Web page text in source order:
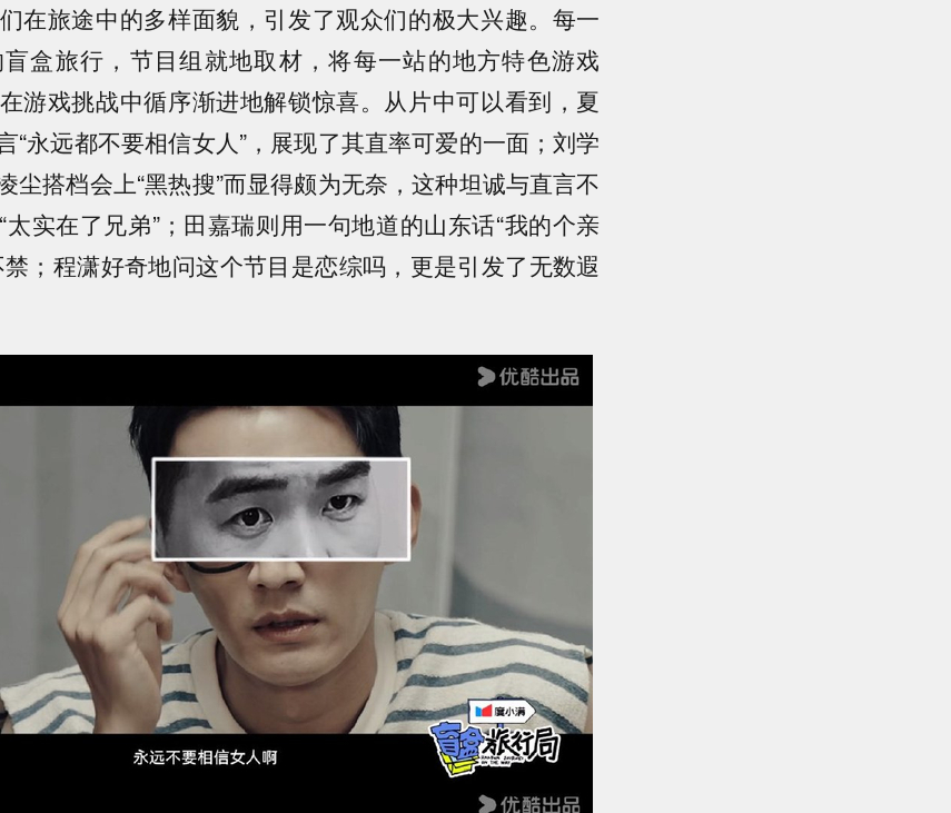
在旅途中的多样面貌，引发了观众们的极大兴趣。每一
盒旅行，节目组就地取材，将每一站的地方特色游戏
游戏挑战中循序渐进地解锁惊喜。从片中可以看到，夏
“永远都不要相信女人”，展现了其直率可爱的一面；刘学
尘搭档会上“黑热搜”而显得颇为无奈，这种坦诚与直言不
实在了兄弟”；田嘉瑞则用一句地道的山东话“我的个亲
；程潇好奇地问这个节目是恋综吗，更是引发了无数遐